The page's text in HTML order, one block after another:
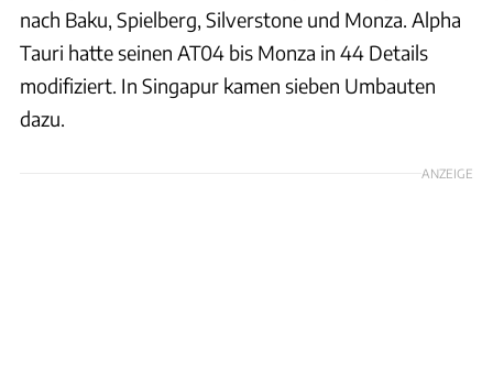
nach Baku, Spielberg, Silverstone und Monza. Alpha
Tauri hatte seinen AT04 bis Monza in 44 Details
modifiziert. In Singapur kamen sieben Umbauten
dazu.
ANZEIGE